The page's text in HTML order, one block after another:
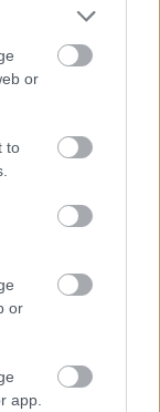
or
to
or
app.